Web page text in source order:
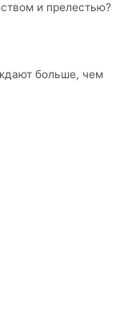
и прелестью?
больше, чем